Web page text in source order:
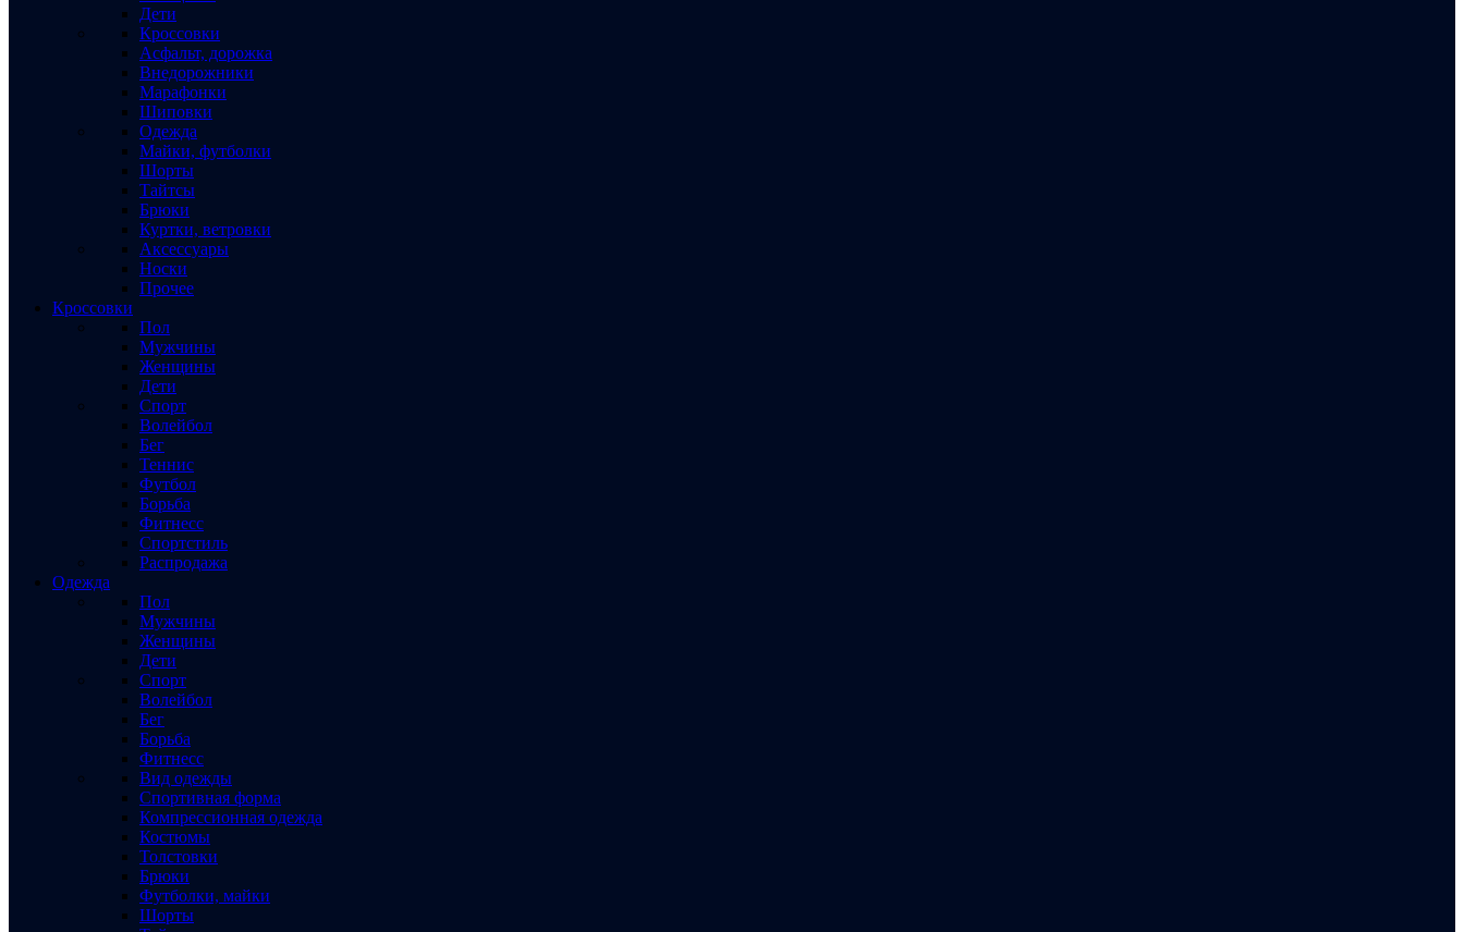
Дети
Кроссовки
Асфальт, дорожка
Внедорожники
Марафонки
Шиповки
Одежда
Майки, футболки
Шорты
Тайтсы
Брюки
Куртки, ветровки
Аксессуары
Носки
Прочее
Кроссовки
Пол
Мужчины
Женщины
Дети
Спорт
Волейбол
Бег
Теннис
Футбол
Борьба
Фитнесс
Спортстиль
Распродажа
Одежда
Пол
Мужчины
Женщины
Дети
Спорт
Волейбол
Бег
Борьба
Фитнесс
Вид одежды
Спортивная форма
Компрессионная одежда
Костюмы
Толстовки
Брюки
Футболки, майки
Шорты